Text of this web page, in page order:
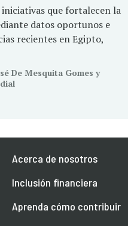
que fortalecen la
datos oportunos e
recientes en Egipto,
De Mesquita Gomes y
Acerca de nosotros
Inclusión financiera
Aprenda cómo contribuir